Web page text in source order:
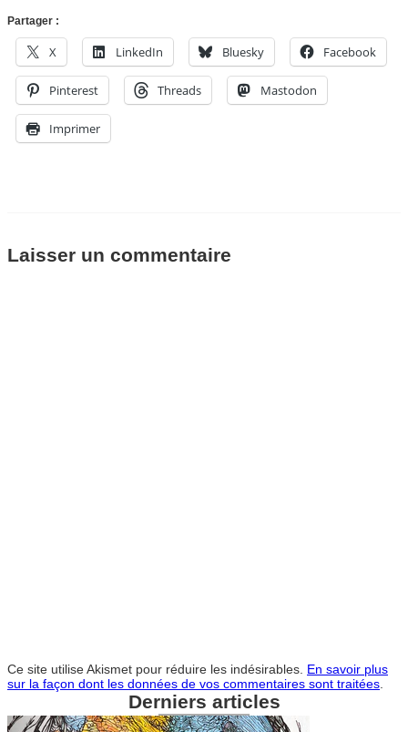
Partager :
X LinkedIn Bluesky Facebook
Pinterest Threads Mastodon
Imprimer
Laisser un commentaire
Ce site utilise Akismet pour réduire les indésirables. En savoir plus
sur la façon dont les données de vos commentaires sont traitées
Derniers articles